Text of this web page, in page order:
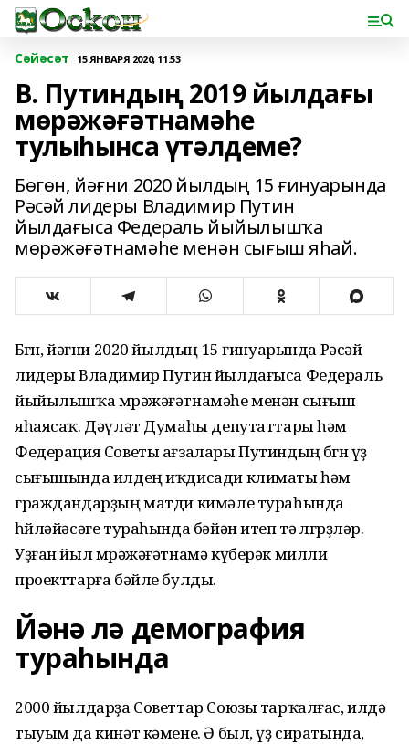
Сәйәсәт 15 ЯНВАРЯ 2020, 11:53
В. Путиндың 2019 йылдағы
мөрәжәғәтнамәһе
тулыһынса үтәлдеме?
Бөгөн, йәғни 2020 йылдың 15 ғинуарында
Рәсәй лидеры Владимир Путин
йылдағыса Федераль йыйылышҡа
мөрәжәғәтнамәһе менән сығыш яһай.
Бөгөн, йәғни 2020 йылдың 15 ғинуарында Рәсәй
лидеры Владимир Путин йылдағыса Федераль
йыйылышҡа мөрәжәғәтнамәһе менән сығыш
яһаясаҡ. Дәүләт Думаһы депутаттары һәм
Федерация Советы ағзалары Путиндың бөгөн үҙ
сығышында илдең иҡдисади климаты һәм
граждандарҙың матди кимәле тураһында
һөйләйәсәге тураһында бәйән итеп тә өлгөрҙөләр.
Уҙған йыл мөрәжәғәтнамә күберәк милли
проекттарға бәйле булды.
Йәнә лә демография
тураһында
2000 йылдарҙа Советтар Союзы тарҡалғас, илдә
тыуым да кинәт кәмене. Ә был, үҙ сиратында,